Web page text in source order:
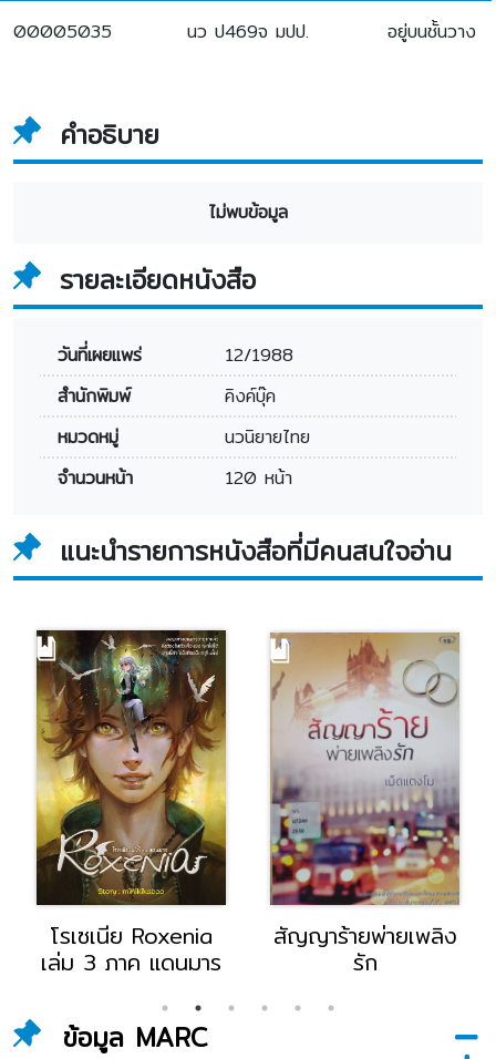
00005035 นว ป469จ มปป. อยู่บนชั้นวาง
คำอธิบาย
ไม่พบข้อมูล
รายละเอียดหนังสือ
วันที่เผยแพร่
12/1988
สำนักพิมพ์
คิงค์บุ๊ค
หมวดหมู่
นวนิยายไทย
จำนวนหน้า
120 หน้า
แนะนำรายการหนังสือที่มีคนสนใจอ่าน
โรเซเนีย Roxenia
เล่ม 3 ภาค แดนมาร
สัญญาร้ายพ่ายเพลิง
รัก
ข้อมูล MARC